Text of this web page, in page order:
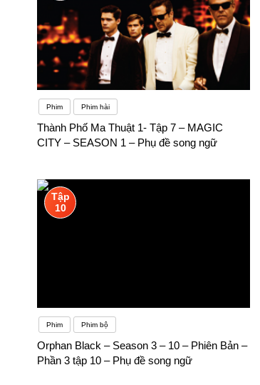
Phim Phim hài
Thành Phố Ma Thuật 1- Tập 7 – MAGIC
CITY – SEASON 1 – Phụ đề song ngữ
Tập
10
Phim Phim bộ
Orphan Black – Season 3 – 10 – Phiên Bản –
Phần 3 tập 10 – Phụ đề song ngữ